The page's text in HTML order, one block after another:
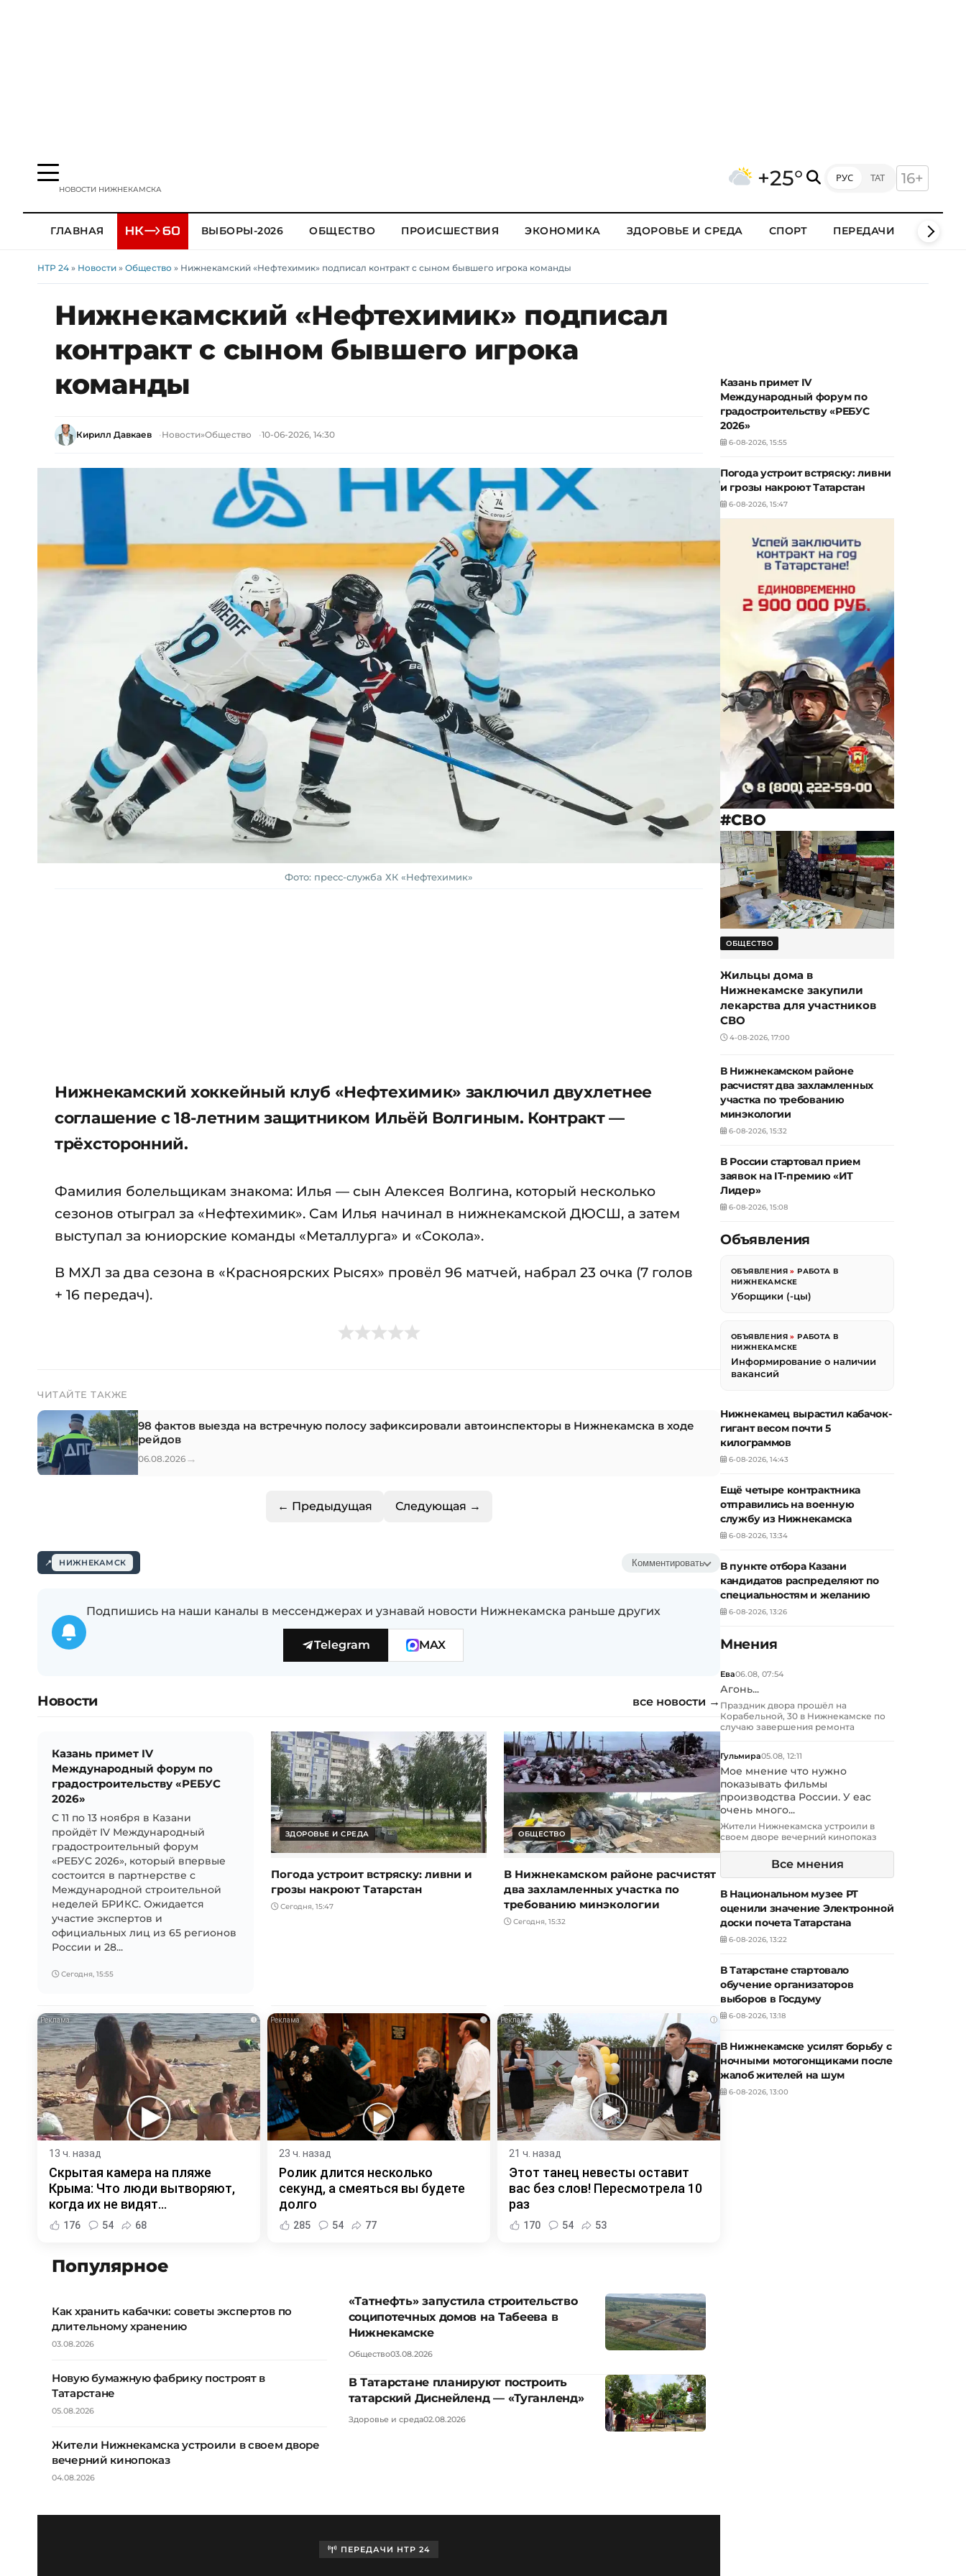
НОВОСТИ НИЖНЕКАМСКА +25° РУС ТАТ 16+
ГЛАВНАЯ ВЫБОРЫ-2026 ОБЩЕСТВО ПРОИСШЕСТВИЯ ЭКОНОМИКА ЗДОРОВЬЕ И СРЕДА СПОРТ ПЕРЕДАЧИ КЛИПЫ
НТР 24 » Новости » Общество » Нижнекамский «Нефтехимик» подписал контракт с сыном бывшего игрока команды
Нижнекамский «Нефтехимик» подписал
контракт с сыном бывшего игрока
команды
Кирилл Давкаев Новости»Общество 10-06-2026, 14:30
Фото: пресс-служба ХК «Нефтехимик»
Нижнекамский хоккейный клуб «Нефтехимик» заключил двухлетнее
соглашение с 18-летним защитником Ильёй Волгиным. Контракт —
трёхсторонний.
Фамилия болельщикам знакома: Илья — сын Алексея Волгина, который несколько
сезонов отыграл за «Нефтехимик». Сам Илья начинал в нижнекамской ДЮСШ, а затем
выступал за юниорские команды «Металлурга» и «Сокола».
В МХЛ за два сезона в «Красноярских Рысях» провёл 96 матчей, набрал 23 очка (7 голов
+ 16 передач).
ЧИТАЙТЕ ТАКЖЕ
98 фактов выезда на встречную полосу зафиксировали автоинспекторы в Нижнекамска в ходе
рейдов
06.08.2026 →
← Предыдущая Следующая →
НИЖНЕКАМСК Комментировать
Подпишись на наши каналы в мессенджерах и узнавай новости Нижнекамска раньше других
Telegram MAX
Новости все новости →
Казань примет IV
Международный форум по
градостроительству «РЕБУС
2026»
С 11 по 13 ноября в Казани
пройдёт IV Международный
градостроительный форум
«РЕБУС 2026», который впервые
состоится в партнерстве с
Международной строительной
неделей БРИКС. Ожидается
участие экспертов и
официальных лиц из 65 регионов
России и 28...
Сегодня, 15:55
ЗДОРОВЬЕ И СРЕДА
Погода устроит встряску: ливни и
грозы накроют Татарстан
Сегодня, 15:47
ОБЩЕСТВО
В Нижнекамском районе расчистят
два захламленных участка по
требованию минэкологии
Сегодня, 15:32
i
13 ч. назад
Скрытая камера на пляже
Крыма: Что люди вытворяют,
когда их не видят...
176 54 68
i
23 ч. назад
Ролик длится несколько
секунд, а смеяться вы будете
долго
285 54 77
i
21 ч. назад
Этот танец невесты оставит
вас без слов! Пересмотрела 10
раз
170 54 53
Популярное
Как хранить кабачки: советы экспертов по
длительному хранению
03.08.2026
Новую бумажную фабрику построят в
Татарстане
05.08.2026
Жители Нижнекамска устроили в своем дворе
вечерний кинопоказ
04.08.2026
«Татнефть» запустила строительство
соципотечных домов на Табеева в
Нижнекамске
Общество03.08.2026
В Татарстане планируют построить
татарский Диснейленд — «Туганленд»
Здоровье и среда02.08.2026
ПЕРЕДАЧИ НТР 24
Казань примет IV
Международный форум по
градостроительству «РЕБУС
2026»
6-08-2026, 15:55
Погода устроит встряску: ливни
и грозы накроют Татарстан
6-08-2026, 15:47
#СВО
ОБЩЕСТВО
Жильцы дома в
Нижнекамске закупили
лекарства для участников
СВО
4-08-2026, 17:00
В Нижнекамском районе
расчистят два захламленных
участка по требованию
минэкологии
6-08-2026, 15:32
В России стартовал прием
заявок на IT-премию «ИТ
Лидер»
6-08-2026, 15:08
Объявления
ОБЪЯВЛЕНИЯ »РАБОТА В
НИЖНЕКАМСКЕ
Уборщики (-цы)
ОБЪЯВЛЕНИЯ »РАБОТА В
НИЖНЕКАМСКЕ
Информирование о наличии
вакансий
Нижнекамец вырастил кабачок-
гигант весом почти 5
килограммов
6-08-2026, 14:43
Ещё четыре контрактника
отправились на военную
службу из Нижнекамска
6-08-2026, 13:34
В пункте отбора Казани
кандидатов распределяют по
специальностям и желанию
6-08-2026, 13:26
Мнения
Ева06.08, 07:54
Агонь...
Праздник двора прошёл на
Корабельной, 30 в Нижнекамске по
случаю завершения ремонта
Гульмира05.08, 12:11
Мое мнение что нужно
показывать фильмы
производства России. У еас
очень много...
Жители Нижнекамска устроили в
своем дворе вечерний кинопоказ
Все мнения
В Национальном музее РТ
оценили значение Электронной
доски почета Татарстана
6-08-2026, 13:22
В Татарстане стартовало
обучение организаторов
выборов в Госдуму
6-08-2026, 13:18
В Нижнекамске усилят борьбу с
ночными мотогонщиками после
жалоб жителей на шум
6-08-2026, 13:00